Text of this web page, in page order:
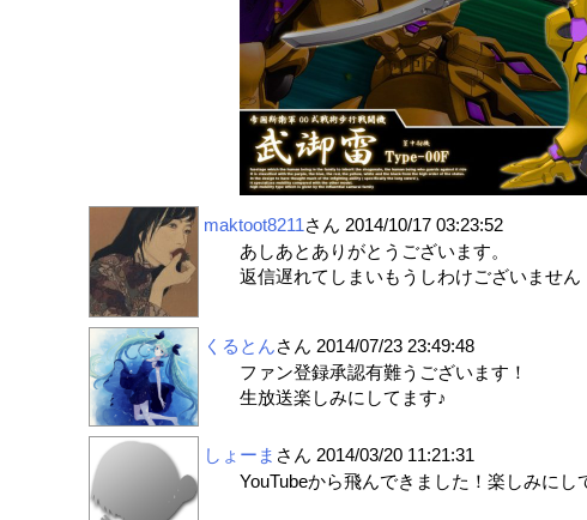
maktoot8211さん 2014/10/17 03:23:52
あしあとありがとうございます。
返信遅れてしまいもうしわけございません
くるとんさん 2014/07/23 23:49:48
ファン登録承認有難うございます！
生放送楽しみにしてます♪
しょーま さん 2014/03/20 11:21:31
YouTubeから飛んできました！楽しみにし